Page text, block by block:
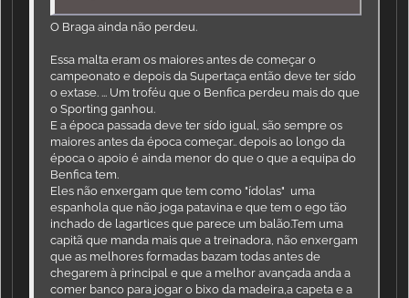
O Braga ainda não perdeu.
Essa malta eram os maiores antes de começar o
campeonato e depois da Supertaça então deve ter sído
o extase. ... Um troféu que o Benfica perdeu mais do que
o Sporting ganhou.
E a época passada deve ter sído igual, são sempre os
maiores antes da época começar.. depois ao longo da
época o apoio é ainda menor do que o que a equipa do
Benfica tem.
Eles não enxergam que tem como "ídolas" uma
espanhola que não joga patavina e que tem o ego tão
inchado de lagartices que parece um balão.Tem uma
capitã que manda mais que a treinadora, não enxergam
que as melhores formadas bazam todas antes de
chegarem à principal e que a melhor avançada anda a
comer banco para jogar o bixo da madeira,a capeta e a